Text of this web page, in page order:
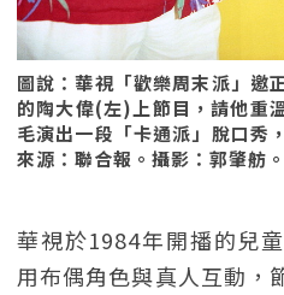
圖說：華視「歡樂周末派」邀
的陶大偉(左)上節目，請他重
毛演出一段「卡通派」脫口秀
來源：聯合報。攝影：郭肇舫
華視於1984年開播的兒
用布偶角色與真人互動，